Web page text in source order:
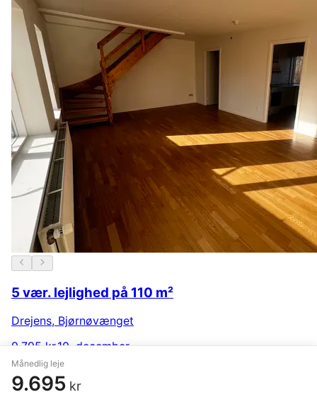
Månedlig leje
9.695 kr
5 vær. lejlighed på 110 m²
Drejens, Bjørnøvænget
9.795 kr.10. december